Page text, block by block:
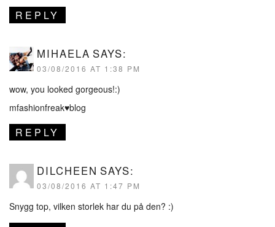
REPLY
MIHAELA SAYS:
03/08/2016 AT 1:38 PM
wow, you looked gorgeous!:)
mfashionfreak♥blog
REPLY
DILCHEEN SAYS:
03/08/2016 AT 1:47 PM
Snygg top, vilken storlek har du på den? :)